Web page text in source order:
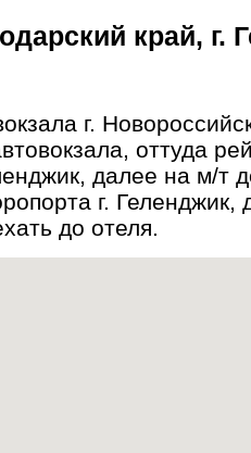
край,
г.
оттуда
далее на м/т
г.
до отеля.